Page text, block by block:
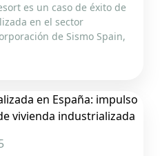
es un caso de éxito de
en el sector
de Sismo Spain,